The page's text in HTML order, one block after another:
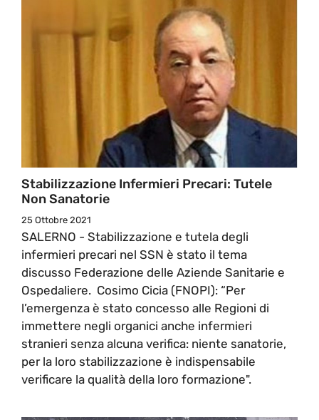
Stabilizzazione Infermieri Precari: Tutele
Non Sanatorie
25 Ottobre 2021
SALERNO - Stabilizzazione e tutela degli
infermieri precari nel SSN è stato il tema
discusso Federazione delle Aziende Sanitarie e
Ospedaliere. Cosimo Cicia (FNOPI): “Per
l’emergenza è stato concesso alle Regioni di
immettere negli organici anche infermieri
stranieri senza alcuna verifica: niente sanatorie,
per la loro stabilizzazione è indispensabile
verificare la qualità della loro formazione".